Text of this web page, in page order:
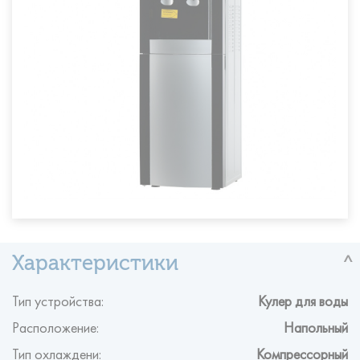
Тип устройства: Кулер для воды
Расположение: Напольный
Тип охлаждени: Компрессорный